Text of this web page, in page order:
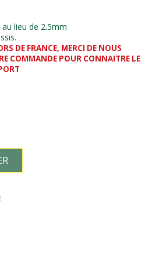
lieu de 2.5mm
DE FRANCE, MERCI DE NOUS
COMMANDE POUR CONNAITRE LE